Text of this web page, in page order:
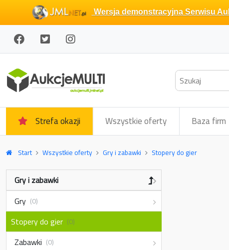
Wersja demonstracyjna Serwisu
Strefa okazji Wszystkie oferty Baza firm
Start Wszystkie oferty Gry i zabawki Stopery do gier
Gry i zabawki
Gry (0)
Stopery do gier (0)
Zabawki (0)